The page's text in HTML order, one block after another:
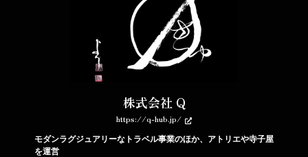
株式会社 Q
https://q-hub.jp/
モダンラグジュアリーなトラベル事業のほか、アトリエや寺子屋
を運営